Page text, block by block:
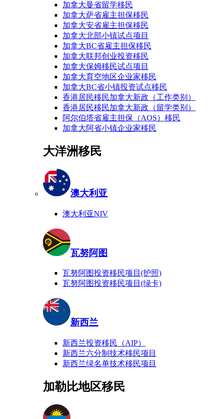
加拿大曼省留学移民
加拿大萨省雇主担保移民
加拿大安省雇主担保移民
加拿大北部小镇试点项目
加拿大BC省雇主担保移民
加拿大联邦创业投资移民
加拿大保姆移民试点项目
加拿大育空地区企业家移民
加拿大BC省小镇投资试点移民
香港居民移民加拿大新政（工作类别）
香港居民移民加拿大新政（留学类别）
阿尔伯塔省雇主担保（AOS）移民
加拿大阿省小镇企业家移民
大洋洲移民
澳大利亚
澳大利亚NIV
瓦努阿图
瓦努阿图投资移民项目(护照)
瓦努阿图投资移民项目(绿卡)
新西兰
新西兰投资移民（AIP）
新西兰六分制技术移民项目
新西兰绿名单技术移民项目
加勒比地区移民